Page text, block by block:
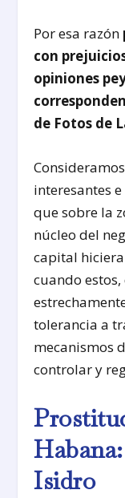
Por esa razón
con
opiniones
de Fotos de
interesantes
que sobre la
núcleo del
capital
cuando
tolerancia a
mecanismos
controlar y
Isidro